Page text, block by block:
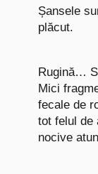
Șansele
plăcut.
Rugină…
Mici
fecale de
tot felul de
nocive